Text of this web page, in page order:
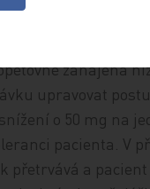
zahájena
upravovat
o 50 mg na
pacienta. V
přetrvává a